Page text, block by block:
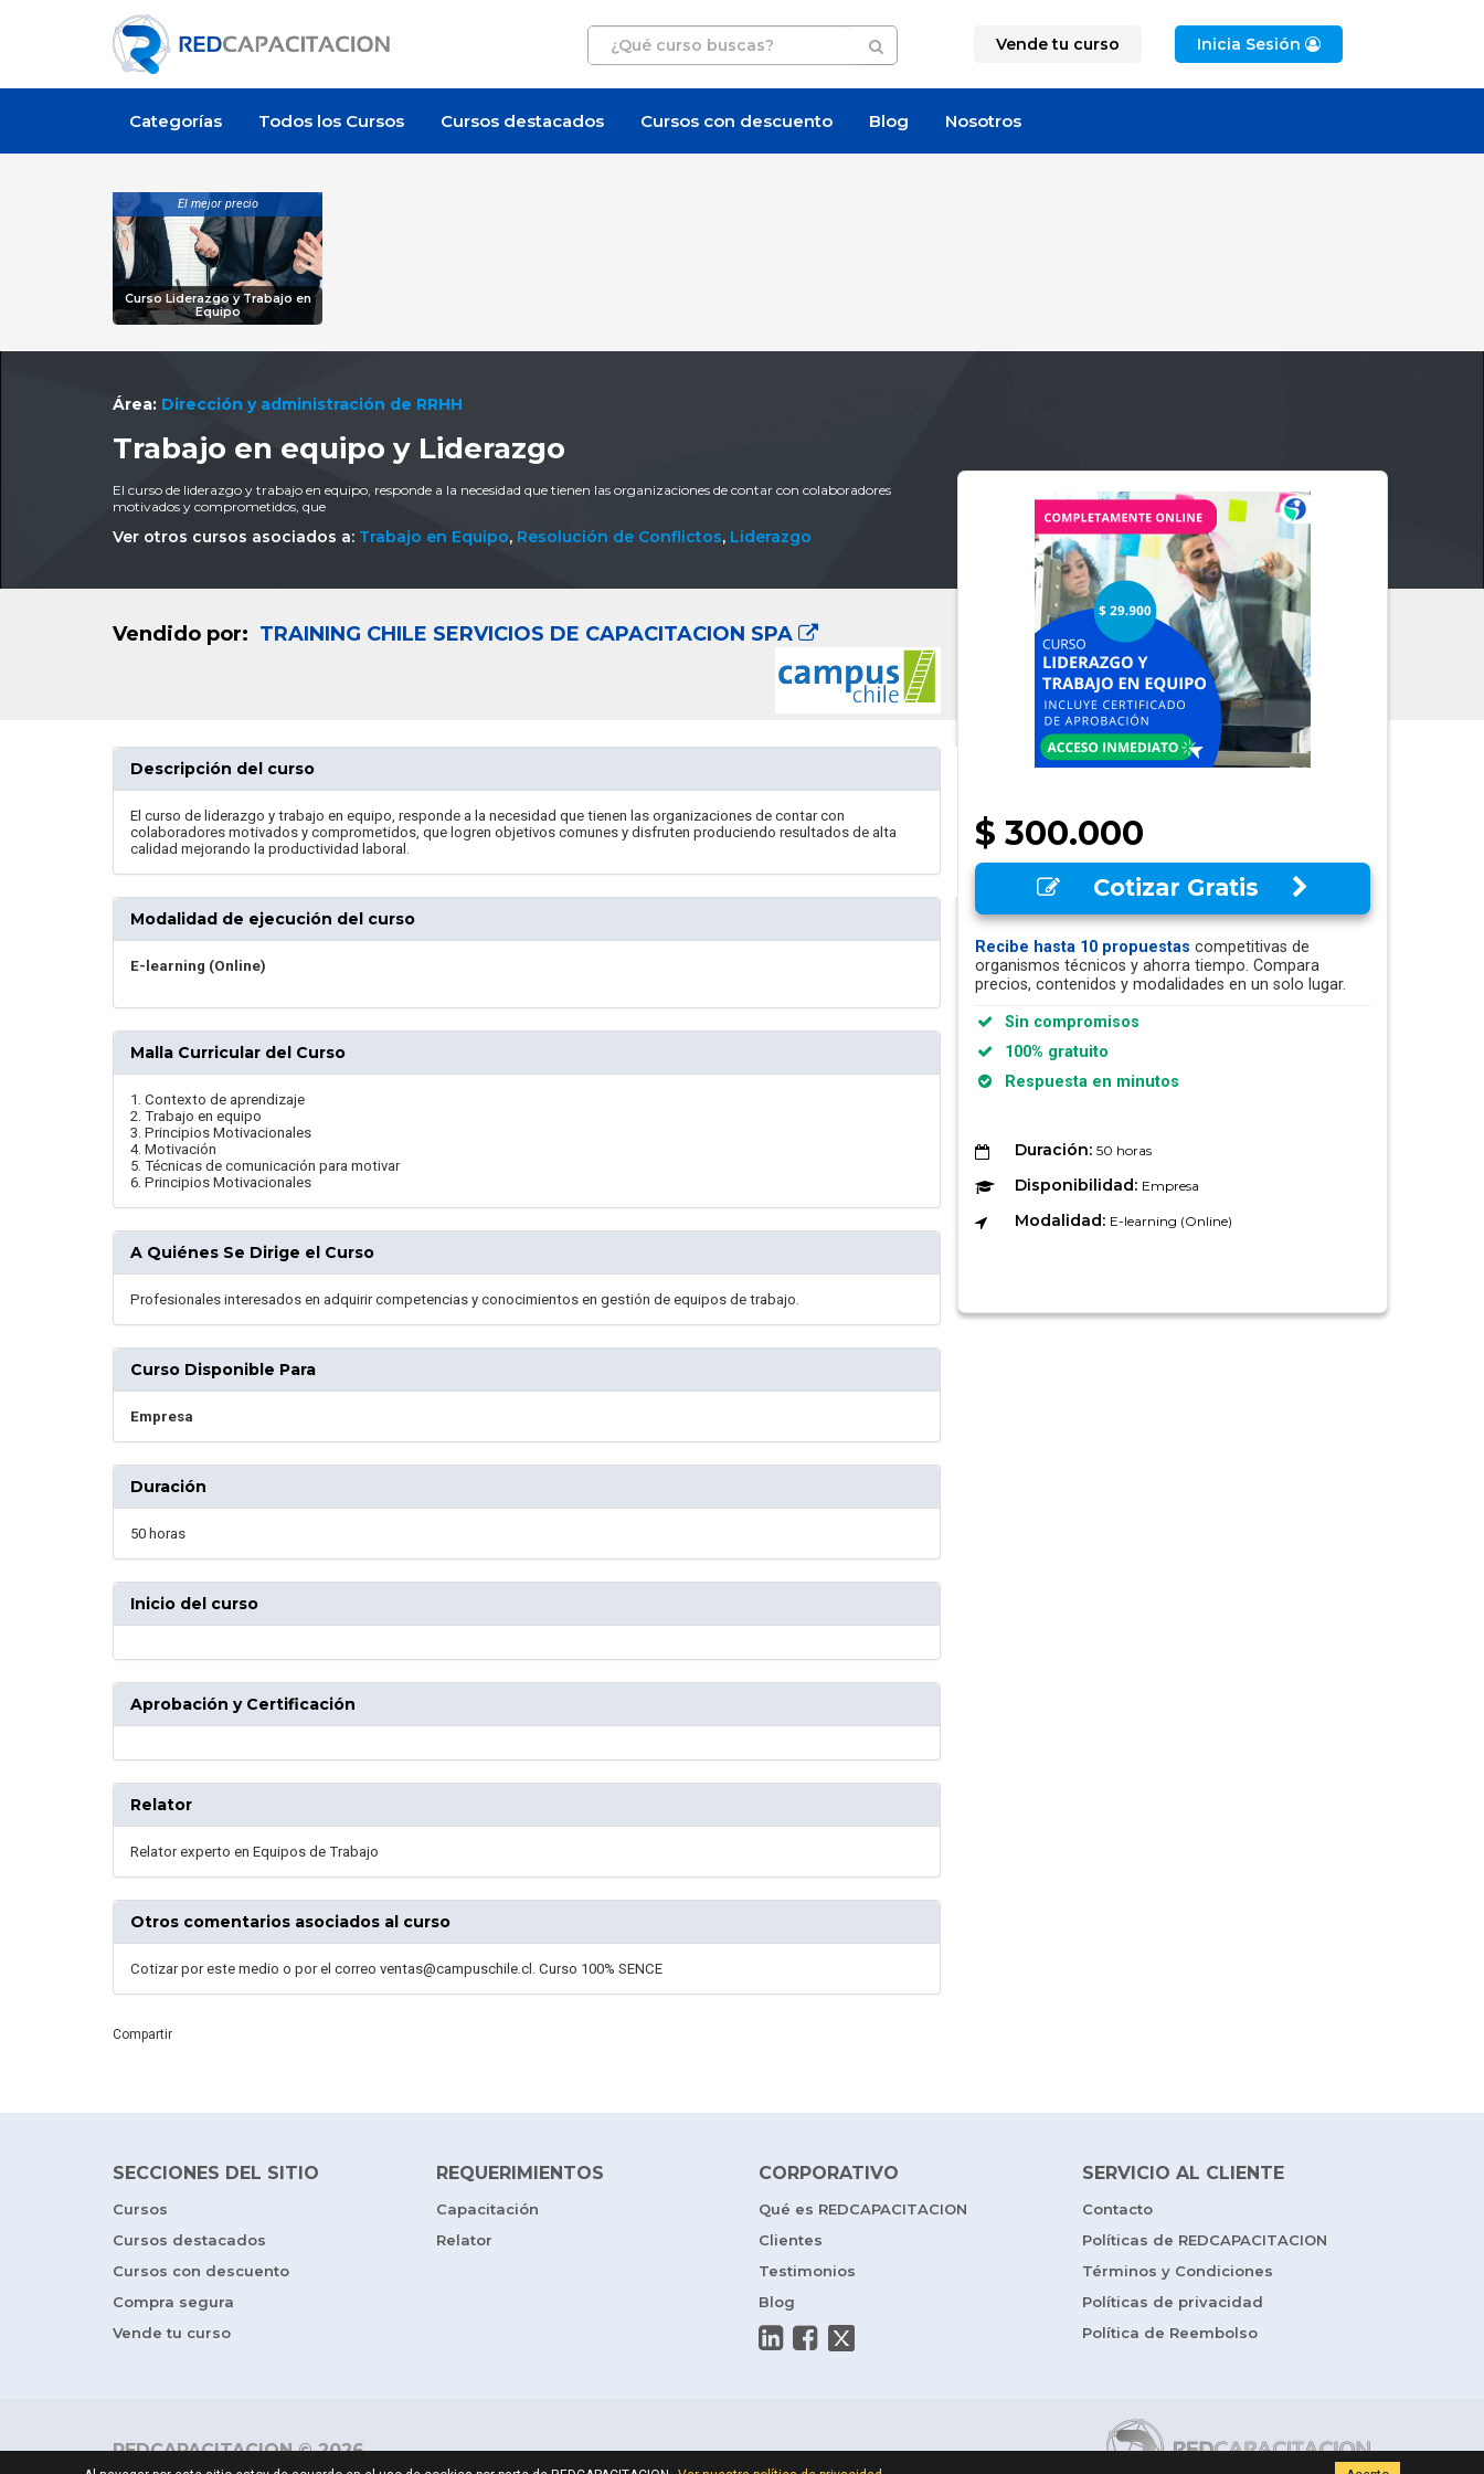
Vende tu curso Inicia Sesión
Categorías Todos los Cursos Cursos destacados Cursos con descuento Blog Nosotros
El mejor precio
Curso Liderazgo y Trabajo en
Equipo
Área: Dirección y administración de RRHH
Trabajo en equipo y Liderazgo
El curso de liderazgo y trabajo en equipo, responde a la necesidad que tienen las organizaciones de contar con colaboradores
motivados y comprometidos, que
Ver otros cursos asociados a: Trabajo en Equipo, Resolución de Conflictos, Liderazgo
Vendido por: TRAINING CHILE SERVICIOS DE CAPACITACION SPA
$ 300.000
Cotizar Gratis
Recibe hasta 10 propuestas competitivas de
organismos técnicos y ahorra tiempo. Compara
precios, contenidos y modalidades en un solo lugar.
Sin compromisos
100% gratuito
Respuesta en minutos
Duración: 50 horas
Disponibilidad: Empresa
Modalidad: E-learning (Online)
Descripción del curso
El curso de liderazgo y trabajo en equipo, responde a la necesidad que tienen las organizaciones de contar con
colaboradores motivados y comprometidos, que logren objetivos comunes y disfruten produciendo resultados de alta
calidad mejorando la productividad laboral.
Modalidad de ejecución del curso
E-learning (Online)
Malla Curricular del Curso
1. Contexto de aprendizaje
2. Trabajo en equipo
3. Principios Motivacionales
4. Motivación
5. Técnicas de comunicación para motivar
6. Principios Motivacionales
A Quiénes Se Dirige el Curso
Profesionales interesados en adquirir competencias y conocimientos en gestión de equipos de trabajo.
Curso Disponible Para
Empresa
Duración
50 horas
Inicio del curso
Aprobación y Certificación
Relator
Relator experto en Equipos de Trabajo
Otros comentarios asociados al curso
Cotizar por este medio o por el correo ventas@campuschile.cl. Curso 100% SENCE
Compartir
SECCIONES DEL SITIO
Cursos
Cursos destacados
Cursos con descuento
Compra segura
Vende tu curso
REQUERIMIENTOS
Capacitación
Relator
CORPORATIVO
Qué es REDCAPACITACION
Clientes
Testimonios
Blog
SERVICIO AL CLIENTE
Contacto
Políticas de REDCAPACITACION
Términos y Condiciones
Políticas de privacidad
Política de Reembolso
REDCAPACITACION © 2026